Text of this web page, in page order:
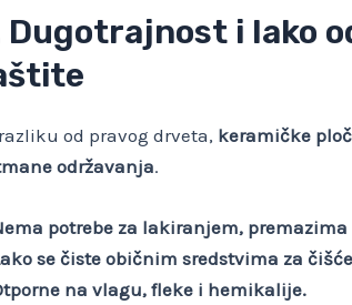
Dugotrajnost i lako
od pravog drveta, keramičke
održavanja.
potrebe za lakiranjem,
se čiste običnim sredstvima za
na vlagu, fleke i hemikalije.